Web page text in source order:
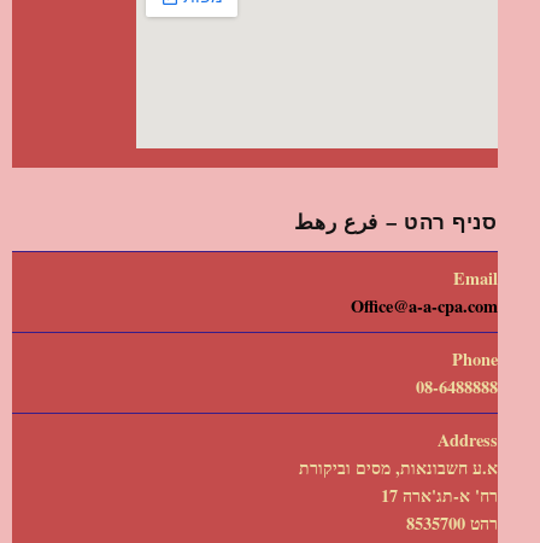
סניף רהט – فرع رهط
Email
Office@a-a-cpa.com
Phone
08-6488888
Address
א.ע חשבונאות, מסים וביקורת
רח' א-תג'ארה 17
רהט 8535700